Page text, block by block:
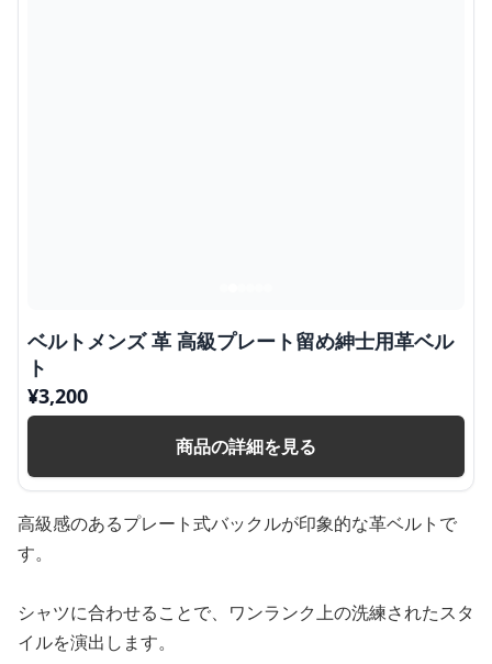
ベルトメンズ 革 高級プレート留め紳士用革ベル
ト
¥3,200
商品の詳細を見る
高級感のあるプレート式バックルが印象的な革ベルトで
す。
シャツに合わせることで、ワンランク上の洗練されたスタ
イルを演出します。